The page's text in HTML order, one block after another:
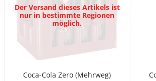
Der Versand dieses Artikels ist
nur in bestimmte Regionen
möglich.
Coca-Cola Zero (Mehrweg)